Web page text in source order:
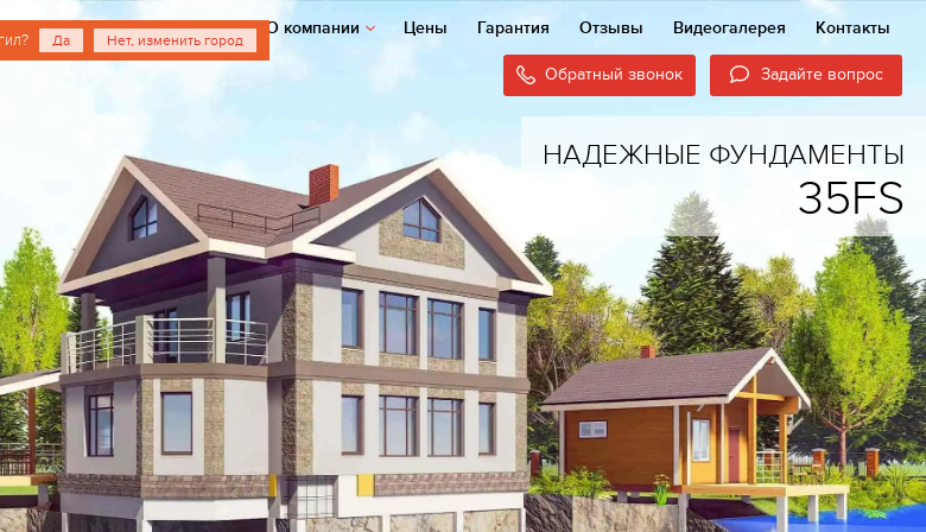
Да Нет, изменить город
О компании Цены Гарантия Отзывы Видеогалерея Контакты
Обратный звонок Задайте вопрос
НАДЕЖНЫЕ ФУНДАМЕНТЫ
35FS